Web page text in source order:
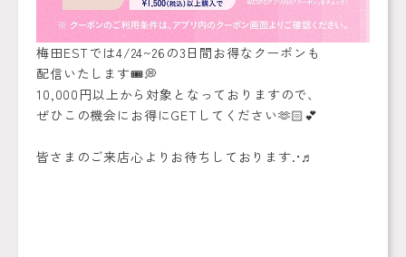
梅田ESTでは4/24~26の3日間お得なクーポンも
配信いたします🎟💭
10,000円以上から対象となっておりますので、
ぜひこの機会にお得にGETしてください🫶🏻‎💕︎︎
皆さまのご来店心よりお待ちしております.•♬